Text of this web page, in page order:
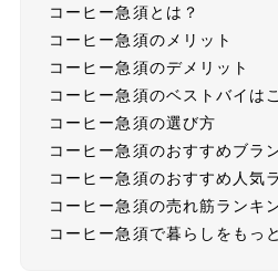
コーヒー急須とは？
コーヒー急須のメリット
コーヒー急須のデメリット
コーヒー急須のベストバイは
コーヒー急須の選び方
コーヒー急須のおすすめブラ
コーヒー急須のおすすめ人
コーヒー急須の売れ筋ランキ
コーヒー急須で暮らしをもっ